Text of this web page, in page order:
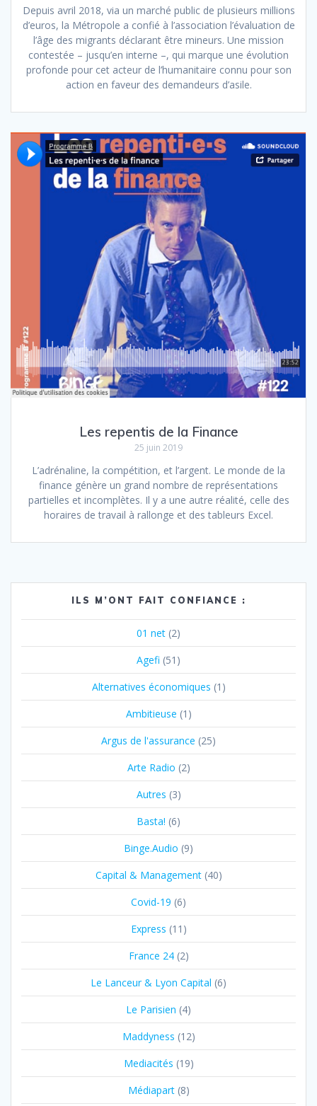
Depuis avril 2018, via un marché public de plusieurs millions
d’euros, la Métropole a confié à l’association l’évaluation de
l’âge des migrants déclarant être mineurs. Une mission
contestée – jusqu’en interne –, qui marque une évolution
profonde pour cet acteur de l’humanitaire connu pour son
action en faveur des demandeurs d’asile.
Les repentis de la Finance
25 juin 2019
L’adrénaline, la compétition, et l’argent. Le monde de la
finance génère un grand nombre de représentations
partielles et incomplètes. Il y a une autre réalité, celle des
horaires de travail à rallonge et des tableurs Excel.
ILS M’ONT FAIT CONFIANCE :
01 net (2)
Agefi (51)
Alternatives économiques (1)
Ambitieuse (1)
Argus de l'assurance (25)
Arte Radio (2)
Autres (3)
Basta! (6)
Binge.Audio (9)
Capital & Management(40)
Covid-19 (6)
Express (11)
France 24(2)
Le Lanceur & Lyon Capital (6)
Le Parisien (4)
Maddyness (12)
Mediacités (19)
Médiapart(8)